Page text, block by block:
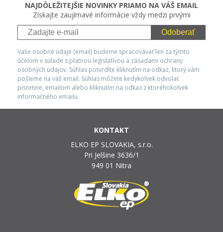
NAJDÔLEŽITEJŠIE NOVINKY PRIAMO NA VÁŠ EMAIL
Získajte zaujímavé informácie vždy medzi prvými
Odoberať
Vaše osobné údaje (email) budeme spracovávať len za týmto
účelom v súlade s platnou legislatívou a zásadami ochrany
osobných údajov. Súhlas potvrdíte kliknutím na odkaz, ktorý vám
pošleme na váš email. Súhlas môžete kedykoľvek odvolať
písomne, emailom alebo kliknutím na odkaz z ktoréhokoľvek
informačného emailu.
KONTAKT
ELKO EP SLOVAKIA, s.r.o.
Pri Jelšine 3636/1
949 01 Nitra